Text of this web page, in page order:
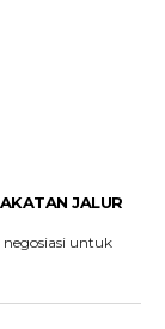
JALUR
untuk